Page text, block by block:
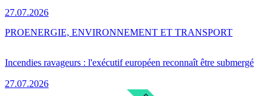
27.07.2026
Incendies ravageurs : l'exécutif européen reconnaît être submergé
27.07.2026
PROENERGIE, ENVIRONNEMENT ET TRANSPORT